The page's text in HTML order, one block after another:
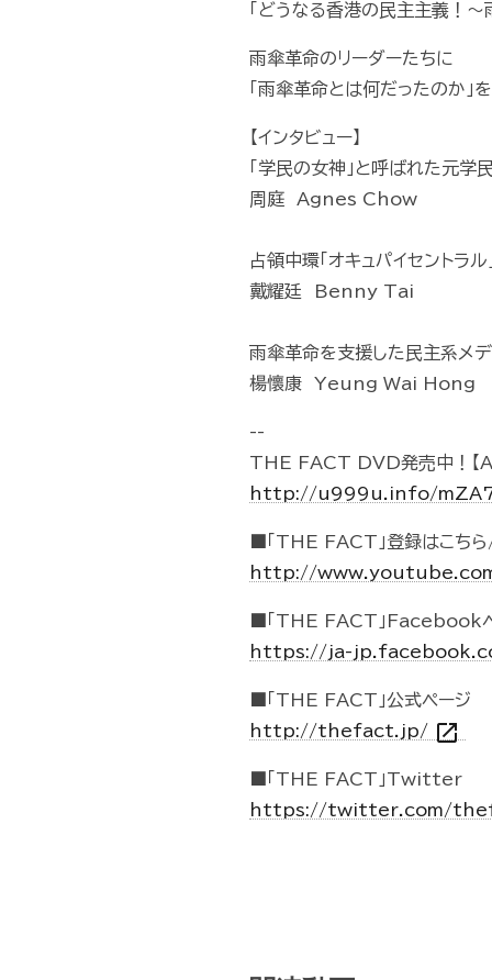
「どうなる香港の民主主義！
雨傘革命のリーダーたちに
「雨傘革命とは何だったのか」
【インタビュー】
「学民の女神」と呼ばれた元学
周庭 Agnes Chow
占領中環「オキュパイセントラ
戴耀廷 Benny Tai
雨傘革命を支援した民主系メデ
楊懷康 Yeung Wai Hong
--
THE FACT DVD発売中！【
http://u999u.info/
■「THE FACT」登録はこ
http://
■「THE FACT」Facebook
https://ja-
■「THE FACT」公式ページ
http://thefact.jp/ open_in_new
■「THE FACT」Twitter
https://twitter.com/